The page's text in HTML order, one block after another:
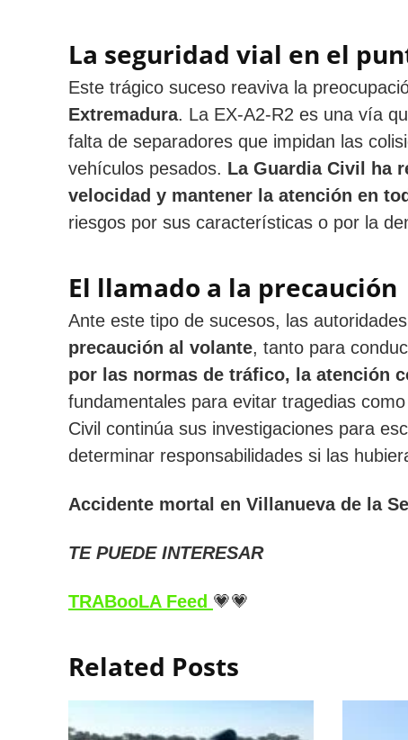
La seguridad vial en el
Este trágico suceso reaviva la
Extremadura. La EX-A2-R2 es una vía
falta de separadores que impidan las
vehículos pesados. La Guardia Civil ha
velocidad y mantener la atención en
riesgos por sus características o por la
El llamado a la precaución
Ante este tipo de sucesos, las
precaución al volante, tanto para
por las normas de tráfico, la atención
fundamentales para evitar tragedias
Civil continúa sus investigaciones para
determinar responsabilidades si las
Accidente mortal en Villanueva de la
TE PUEDE INTERESAR
TRABooLA Feed 💗💗
Related Posts